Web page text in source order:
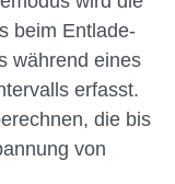
beim Entlade-
während eines
erfasst.
die bis
von